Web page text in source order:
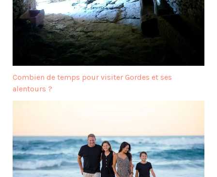
Combien de temps pour visiter Gordes et ses
alentours ?